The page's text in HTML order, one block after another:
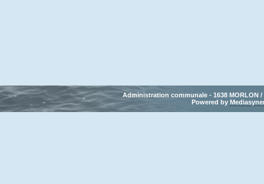
Administration communale - 1638 MORLON /
Powered by